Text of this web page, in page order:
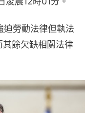
迫勞動法律但執法
其餘欠缺相關法律